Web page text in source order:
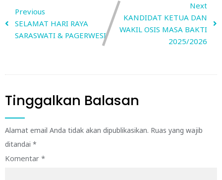
Previous
SELAMAT HARI RAYA
SARASWATI & PAGERWESI
Next
KANDIDAT KETUA DAN
WAKIL OSIS MASA BAKTI
2025/2026
Tinggalkan Balasan
Alamat email Anda tidak akan dipublikasikan. Ruas yang wajib
ditandai *
Komentar *